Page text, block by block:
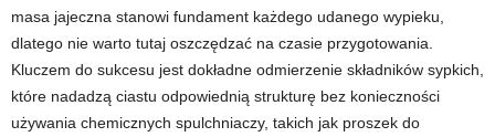
masa jajeczna stanowi fundament każdego udanego wypieku,
dlatego nie warto tutaj oszczędzać na czasie przygotowania.
Kluczem do sukcesu jest dokładne odmierzenie składników sypkich,
które nadadzą ciastu odpowiednią strukturę bez konieczności
używania chemicznych spulchniaczy, takich jak proszek do